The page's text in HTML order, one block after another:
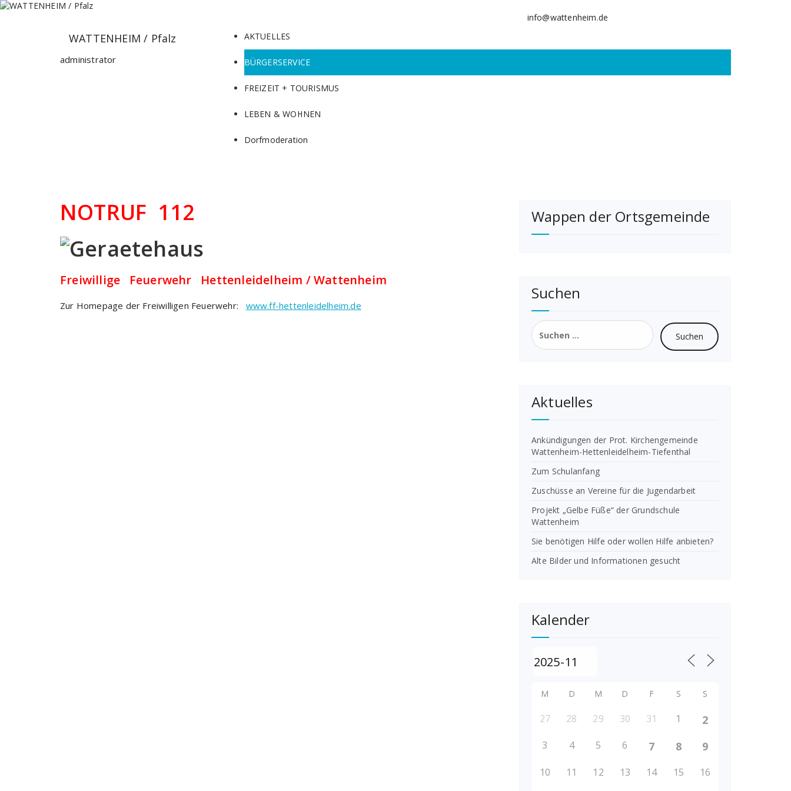
Zum
info@wattenheim.de
WATTENHEIM / Pfalz
administrator
AKTUELLES
BÜRGERSERVICE
FREIZEIT + TOURISMUS
LEBEN & WOHNEN
Dorfmoderation
NOTRUF 112
Freiwillige Feuerwehr Hettenleidelheim / Wattenheim
Zur Homepage der Freiwilligen Feuerwehr: www.ff-hettenleidelheim.de
Wappen der Ortsgemeinde
Suchen
Suchen
nach:
Aktuelles
Ankündigungen der Prot. Kirchengemeinde
Wattenheim-Hettenleidelheim-Tiefenthal
Zum Schulanfang
Zuschüsse an Vereine für die Jugendarbeit
Projekt „Gelbe Füße“ der Grundschule
Wattenheim
Sie benötigen Hilfe oder wollen Hilfe anbieten?
Alte Bilder und Informationen gesucht
Kalender
M D M D F S S
27 28 29 30 31 1 2
3 4 5 6 7 8 9
10 11 12 13 14 15 16